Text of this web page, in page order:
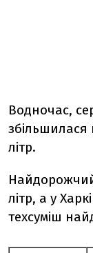
Водночас,
збільшилася
літр.
літр, а у
техсуміш